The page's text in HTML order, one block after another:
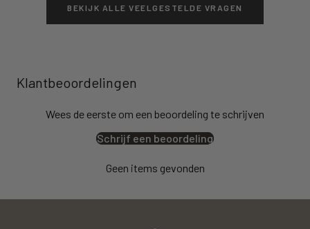
BEKIJK ALLE VEELGESTELDE VRAGEN
Klantbeoordelingen
Wees de eerste om een beoordeling te schrijven
Schrijf een beoordeling
Geen items gevonden